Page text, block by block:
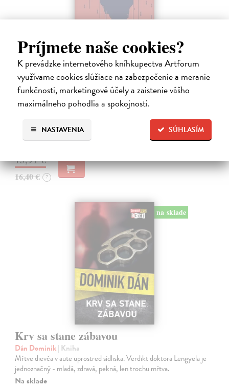
Príjmete naše cookies?
K prevádzke internetového kníhkupectva Artforum
využívame cookies slúžiace na zabezpečenie a meranie
funkčnosti, marketingové účely a zaistenie vášho
maximálneho pohodlia a spokojnosti.
SÚHLASÍM
NASTAVENIA
Tramwaj na Sachsenberg
Sagitarius Petr| Kniha
Tramwaj Cafe je kavárna v polském Těšíně a zároveň místo, kde se
sbíhají všechny nitky související s dalším brutálním zločinem, který
musí vyřešit Roman Saran, major ostravské kriminálky, a jeho tým.
Zasielame do 12 dní
15,91 €
16,40 € ?
na sklade
Krv sa stane zábavou
Dán Dominik| Kniha
Mŕtve dievča v aute uprostred sídliska. Verdikt doktora Lengyela je
jednoznačný - mladá, zdravá, pekná, len trochu mŕtva.
Na sklade